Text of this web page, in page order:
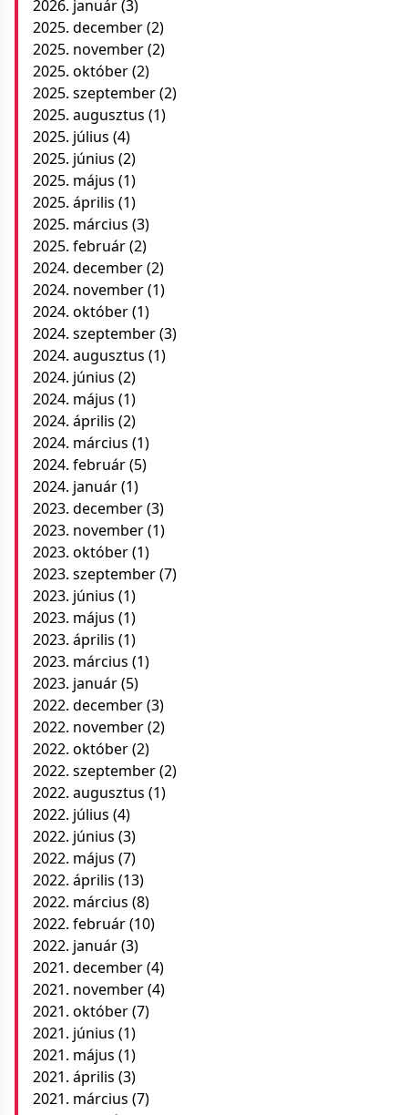
2026. január(3)
2025. december(2)
2025. november(2)
2025. október(2)
2025. szeptember(2)
2025. augusztus (1)
2025. július (4)
2025. június (2)
2025. május (1)
2025. április (1)
2025. március (3)
2025. február(2)
2024. december(2)
2024. november(1)
2024. október(1)
2024. szeptember(3)
2024. augusztus (1)
2024. június (2)
2024. május (1)
2024. április (2)
2024. március (1)
2024. február(5)
2024. január(1)
2023. december(3)
2023. november(1)
2023. október(1)
2023. szeptember(7)
2023. június (1)
2023. május (1)
2023. április (1)
2023. március (1)
2023. január(5)
2022. december(3)
2022. november(2)
2022. október(2)
2022. szeptember(2)
2022. augusztus (1)
2022. július (4)
2022. június (3)
2022. május (7)
2022. április (13)
2022. március (8)
2022. február(10)
2022. január(3)
2021. december(4)
2021. november(4)
2021. október(7)
2021. június (1)
2021. május (1)
2021. április (3)
2021. március (7)